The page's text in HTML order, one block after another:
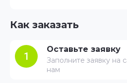
Как заказать
1
Оставьте заявку
Заполните заявку на
нам